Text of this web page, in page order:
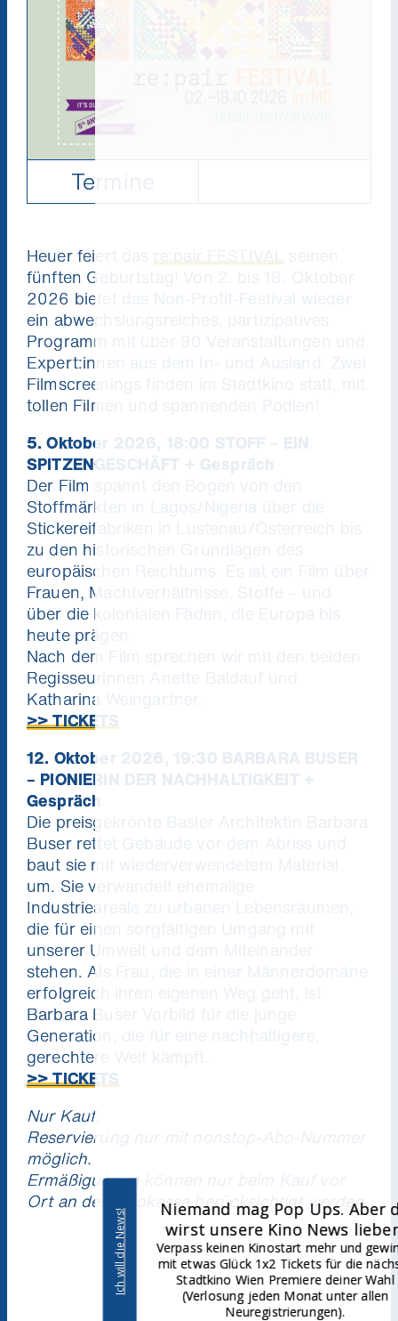
Termine
Heuer feiert das
fünften Geburtstag! Von 2. bis 18. Oktober
2026 bietet das Non-Profit-Festival wieder
ein abwechslungsreiches, partizipatives
Programm mit über 90 Veranstaltungen und
Expert:innen aus dem In- und Ausland. Zwei
Filmscreenings finden im Stadtkino statt, mit
tollen Filmen und spannenden Podien!
5. Oktober 2026, 18:00 STOFF – EIN
SPITZENGESCHÄFT
Der Film spannt den Bogen von den
Stoffmärkten in Lagos/Nigeria über die
Stickereifabriken in Lustenau/Österreich bis
zu den historischen Grundlagen des
europäischen Reichtums. Es ist ein Film über
Frauen, Machtverhältnisse, Stoffe – und
über die kolonialen Fäden, die Europa bis
heute prägen.
Nach dem Film sprechen wir mit den beiden
Regisseurinnen Anette Baldauf und
Katharina Weingartner.
>> TICKETS
12. Oktober 2026, 19:30 BARBARA BUSER
– PIONIERIN DER NACHHALTIGKEIT +
Gespräch
Die preisgekrönte Basler Architektin Barbara
Buser rettet Gebäude vor dem Abriss und
baut sie mit wiederverwendetem Material
um. Sie verwandelt ehemalige
Industrieareale zu urbanen Lebensräumen,
die für einen sorgfältigen Umgang mit
unserer Umwelt und dem Miteinander
stehen. Als Frau, die in einer Männerdomäne
erfolgreich ihren eigenen Weg geht, ist
Barbara Buser Vorbild für die junge
Generation, die für eine nachhaltigere,
gerechtere Welt kämpft.
>> TICKETS
Nur Kauf.
Reservierung nur mit nonstop-Abo-Nummer
möglich.
Ermäßigungen können nur beim Kauf vor
Ort an der Kinokassa berücksichtigt werden.
Niemand mag Pop Ups. Aber du
wirst unsere Kino News lieben.
Verpass keinen Kinostart mehr und gewinne
mit etwas Glück 1x2 Tickets für die nächste
Stadtkino Wien Premiere deiner Wahl
(Verlosung jeden Monat unter allen
Neuregistrierungen).